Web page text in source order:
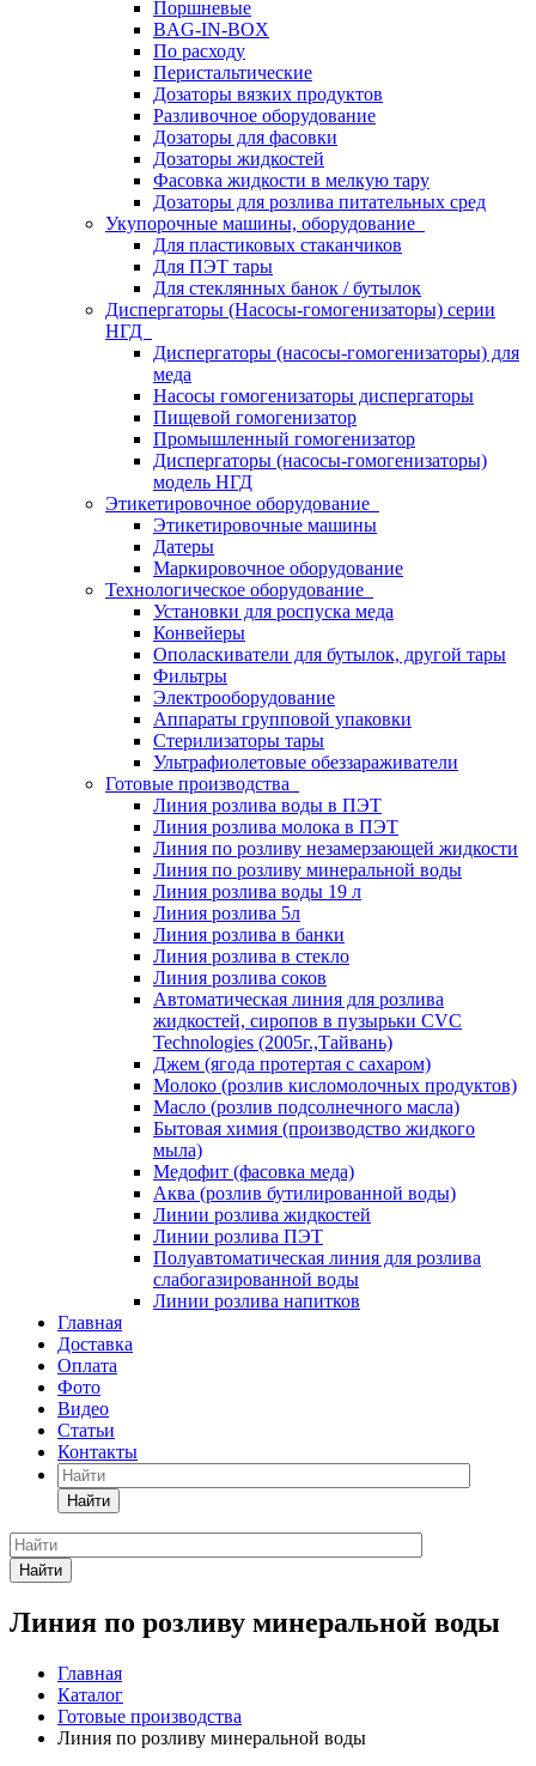
Поршневые
BAG-IN-BOX
По расходу
Перистальтические
Дозаторы вязких продуктов
Разливочное оборудование
Дозаторы для фасовки
Дозаторы жидкостей
Фасовка жидкости в мелкую тару
Дозаторы для розлива питательных сред
Укупорочные машины, оборудование
Для пластиковых стаканчиков
Для ПЭТ тары
Для стеклянных банок / бутылок
Диспергаторы (Насосы-гомогенизаторы) серии
НГД
Диспергаторы (насосы-гомогенизаторы) для
меда
Насосы гомогенизаторы диспергаторы
Пищевой гомогенизатор
Промышленный гомогенизатор
Диспергаторы (насосы-гомогенизаторы)
модель НГД
Этикетировочное оборудование
Этикетировочные машины
Датеры
Маркировочное оборудование
Технологическое оборудование
Установки для роспуска меда
Конвейеры
Ополаскиватели для бутылок, другой тары
Фильтры
Электрооборудование
Аппараты групповой упаковки
Стерилизаторы тары
Ультрафиолетовые обеззараживатели
Готовые производства
Линия розлива воды в ПЭТ
Линия розлива молока в ПЭТ
Линия по розливу незамерзающей жидкости
Линия по розливу минеральной воды
Линия розлива воды 19 л
Линия розлива 5л
Линия розлива в банки
Линия розлива в стекло
Линия розлива соков
Автоматическая линия для розлива
жидкостей, сиропов в пузырьки CVC
Technologies (2005г.,Тайвань)
Джем (ягода протертая с сахаром)
Молоко (розлив кисломолочных продуктов)
Масло (розлив подсолнечного масла)
Бытовая химия (производство жидкого
мыла)
Медофит (фасовка меда)
Аква (розлив бутилированной воды)
Линии розлива жидкостей
Линии розлива ПЭТ
Полуавтоматическая линия для розлива
слабогазированной воды
Линии розлива напитков
Главная
Доставка
Оплата
Фото
Видео
Статьи
Контакты
Найти
Найти
Линия по розливу минеральной воды
Главная
Каталог
Готовые производства
Линия по розливу минеральной воды